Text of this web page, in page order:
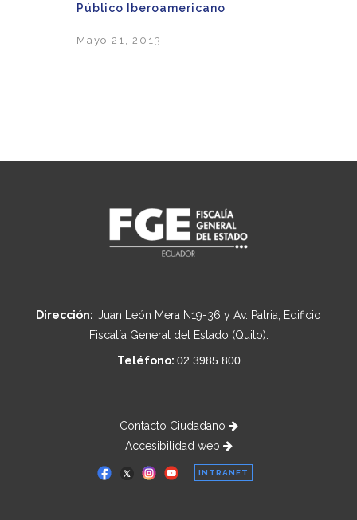
Público Iberoamericano
Mayo 21, 2013
Dirección: Juan León Mera N19-36 y Av. Patria, Edificio
Fiscalía General del Estado (Quito).
Teléfono: 02 3985 800
Contacto Ciudadano
Accesibilidad web
INTRANET